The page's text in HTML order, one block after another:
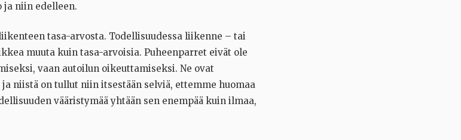
ja niin edelleen.
tasa-arvosta. Todellisuudessa liikenne – tai
muuta kuin tasa-arvoisia. Puheenparret eivät ole
vaan autoilun oikeuttamiseksi. Ne ovat
niistä on tullut niin itsestään selviä, ettemme huomaa
vääristymää yhtään sen enempää kuin ilmaa,